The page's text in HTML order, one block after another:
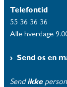
Telefontid
55 36 36 36
Alle hverdage
Send os en
Send ikke